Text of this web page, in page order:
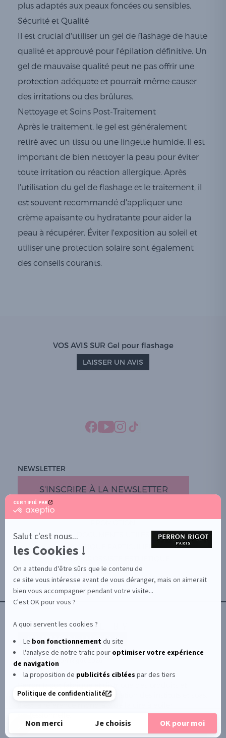
CERTIFIÉ PAR
certifié
En
savoir
plus
sur
Axeptio
Salut c'est nous...
les Cookies !
On a attendu d'être sûrs que le contenu de
ce site vous intéresse avant de vous déranger, mais on aimerait
bien vous accompagner pendant votre visite...
C'est OK pour vous ?
A quoi servent les cookies ?
Le bon fonctionnementdu site
l'analyse de notre trafic pour optimiservotre expérience
de navigation
la proposition de publicités ciblées par des tiers
Politique de confidentialité
Non merci Je choisis OK pour moi
plus adaptés aux peaux foncées ou sensibles.
Sécurité et Qualité
Il est crucial d'utiliser un gel de flashage de haute
qualité et approuvé pour l'épilation définitive. Un
gel de mauvaise qualité peut ne pas offrir une
protection adéquate et pourrait même causer
des irritations ou des brûlures.
Nettoyage et Soins Post-Traitement
Après le traitement, le gel est généralement
retiré avec un tissu ou une lingette humide. Il est
important de bien nettoyer la peau pour éviter
toute irritation ou réaction allergique. Après
l'utilisation du gel de flashage et le traitement, il
est souvent recommandé d'appliquer une
crème apaisante ou hydratante pour aider la
peau à récupérer. Éviter l'exposition au soleil et
utiliser une protection solaire sont également
des conseils courants.
VOS AVIS SUR Gel pour flashage
LAISSER UN AVIS
NEWSLETTER
S'INSCRIRE À LA NEWSLETTER
BOUTIQUE PARTICULIERS
AIDE / FAQ
CONTACT
CGU/CGV
© Le Club Perron Rigot 2026
matériels esthétiques à destination des instituts et spas.